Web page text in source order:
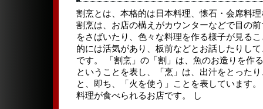
割烹とは、本格的は日本料理、懐石・会席料
割烹は、お店の構えがカウンターなどで目の
をさばいたり、色々な料理を作る様子が見る
的には活気があり、板前などとお話したりし
です。 「割烹」の「割」は、魚のお造りを作
ということを表し、「烹」は、出汁をとった
と、即ち、「火を使う」ことを表しています
料理が食べられるお店です。 し